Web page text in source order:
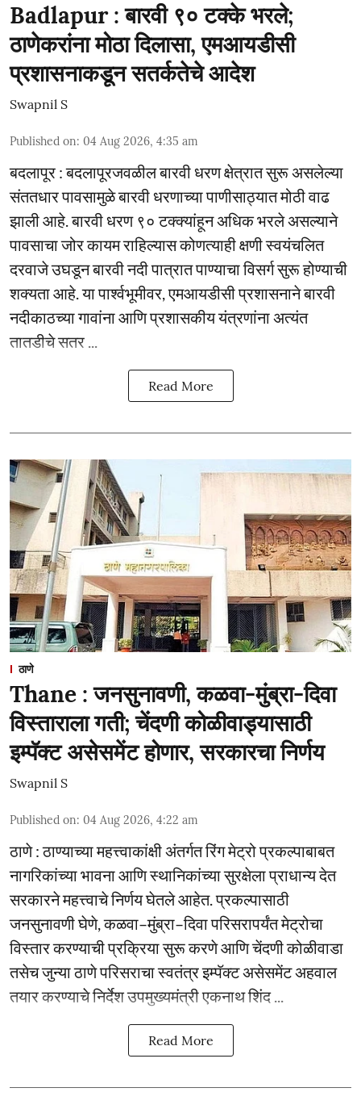
Badlapur : बारवी ९० टक्के भरले;
ठाणेकरांना मोठा दिलासा, एमआयडीसी
प्रशासनाकडून सतर्कतेचे आदेश
Swapnil S
Published on: 04 Aug 2026, 4:35 am
बदलापूर : बदलापूरजवळील बारवी धरण क्षेत्रात सुरू असलेल्या
संततधार पावसामुळे बारवी धरणाच्या पाणीसाठ्यात मोठी वाढ
झाली आहे. बारवी धरण ९० टक्क्यांहून अधिक भरले असल्याने
पावसाचा जोर कायम राहिल्यास कोणत्याही क्षणी स्वयंचलित
दरवाजे उघडून बारवी नदी पात्रात पाण्याचा विसर्ग सुरू होण्याची
शक्यता आहे. या पार्श्वभूमीवर, एमआयडीसी प्रशासनाने बारवी
नदीकाठच्या गावांना आणि प्रशासकीय यंत्रणांना अत्यंत
तातडीचे सतर ...
Read More
ठाणे
Thane : जनसुनावणी, कळवा-मुंब्रा-दिवा
विस्ताराला गती; चेंदणी कोळीवाड्यासाठी
इम्पॅक्ट असेसमेंट होणार, सरकारचा निर्णय
Swapnil S
Published on: 04 Aug 2026, 4:22 am
ठाणे : ठाण्याच्या महत्त्वाकांक्षी अंतर्गत रिंग मेट्रो प्रकल्पाबाबत
नागरिकांच्या भावना आणि स्थानिकांच्या सुरक्षेला प्राधान्य देत
सरकारने महत्त्वाचे निर्णय घेतले आहेत. प्रकल्पासाठी
जनसुनावणी घेणे, कळवा–मुंब्रा–दिवा परिसरापर्यंत मेट्रोचा
विस्तार करण्याची प्रक्रिया सुरू करणे आणि चेंदणी कोळीवाडा
तसेच जुन्या ठाणे परिसराचा स्वतंत्र इम्पॅक्ट असेसमेंट अहवाल
तयार करण्याचे निर्देश उपमुख्यमंत्री एकनाथ शिंद ...
Read More